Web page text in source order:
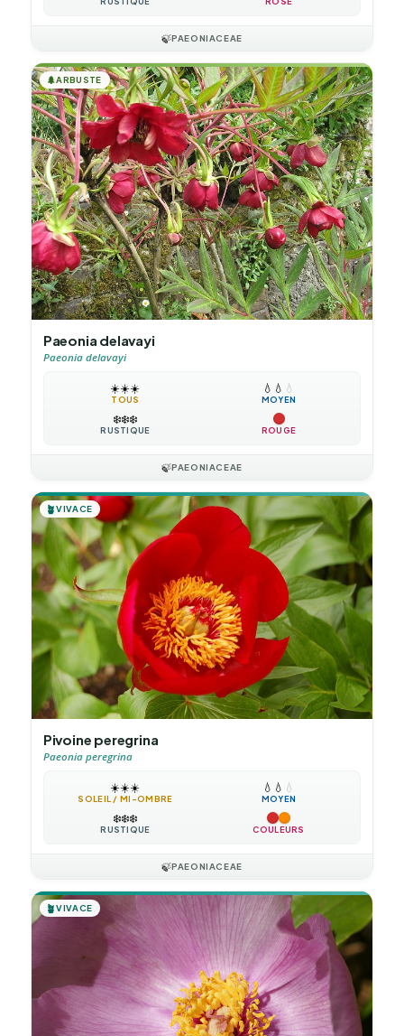
🍃PAEONIACEAE
🌲ARBUSTE
Paeonia delavayi
Paeonia delavayi
☀️☀️☀️
TOUS
💧 💧 💧
MOYEN
❄️❄️❄️
RUSTIQUE ROUGE
🍃PAEONIACEAE
🪴VIVACE
Pivoine peregrina
Paeonia peregrina
☀️☀️☀️
SOLEIL / MI-OMBRE
💧 💧 💧
MOYEN
❄️❄️❄️
RUSTIQUE COULEURS
🍃PAEONIACEAE
🪴VIVACE